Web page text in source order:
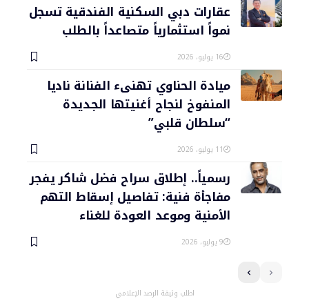
عقارات دبي السكنية الفندقية تسجل
نمواً استثمارياً متصاعداً بالطلب
16 يوليو، 2026
ميادة الحناوي تهنىء الفنانة ناديا
المنفوخ لنجاح أغنيتها الجديدة
“سلطان قلبي”
11 يوليو، 2026
رسمياً.. إطلاق سراح فضل شاكر يفجر
مفاجأة فنية: تفاصيل إسقاط التهم
الأمنية وموعد العودة للغناء
9 يوليو، 2026
اطلب وثيقة الرصد الإعلامي